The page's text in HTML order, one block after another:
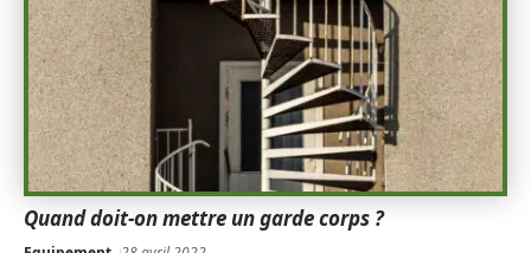
Quand doit-on mettre un garde corps ?